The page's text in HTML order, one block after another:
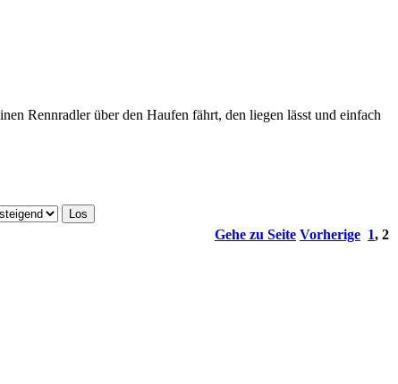
Rennradler über den Haufen fährt, den liegen lässt und einfach
Gehe zu Seite Vorherige 1, 2